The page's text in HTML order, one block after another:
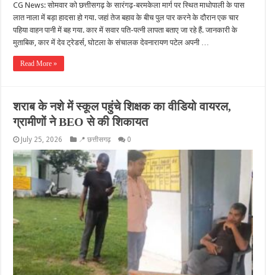
CG News: सोमवार को छत्तीसगढ़ के सारंगढ़-बरमकेला मार्ग पर स्थित माधोपाली के पास
लात नाला में बड़ा हादसा हो गया. जहां तेज बहाव के बीच पुल पार करने के दौरान एक चार
पहिया वाहन पानी में बह गया. कार में सवार पति-पत्नी लापता बताए जा रहे हैं. जानकारी के
मुताबिक, कार में देव ट्रेडर्स, घोटला के संचालक देवनारायण पटेल अपनी …
Read More »
शराब के नशे में स्कूल पहुंचे शिक्षक का वीडियो वायरल,
ग्रामीणों ने BEO से की शिकायत
July 25, 2026 📍 छत्तीसगढ़ 0